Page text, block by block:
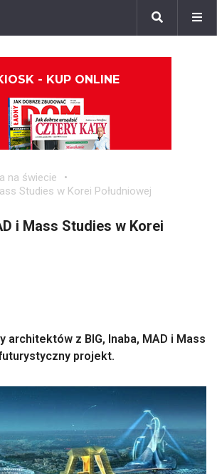
- KUP ONLINE
na świecie
Studies w Korei Południowej
i Mass Studies w Korei
architektów z BIG, Inaba, MAD i Mass
projekt.